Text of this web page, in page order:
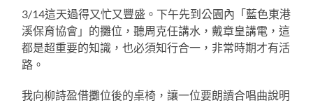
3/14這天過得又忙又豐盛。下午先到公園內「藍色東港
溪保育協會」的攤位，聽周克任講水，戴章皇講電，這
都是超重要的知識，也必須知行合一，非常時期才有活
路。
我向柳詩盈借攤位後的桌椅，讓一位要朗讀合唱曲說明